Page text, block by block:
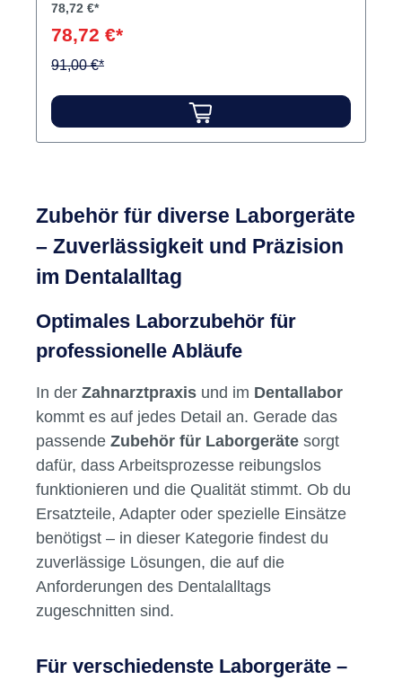
78,72 €*
78,72 €*
91,00 €*
Zubehör für diverse Laborgeräte
– Zuverlässigkeit und Präzision
im Dentalalltag
Optimales Laborzubehör für
professionelle Abläufe
In der Zahnarztpraxis und im Dentallabor
kommt es auf jedes Detail an. Gerade das
passende Zubehör für Laborgeräte sorgt
dafür, dass Arbeitsprozesse reibungslos
funktionieren und die Qualität stimmt. Ob du
Ersatzteile, Adapter oder spezielle Einsätze
benötigst – in dieser Kategorie findest du
zuverlässige Lösungen, die auf die
Anforderungen des Dentalalltags
zugeschnitten sind.
Für verschiedenste Laborgeräte –